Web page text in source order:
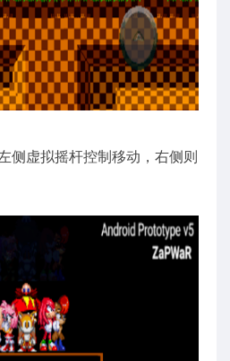
侧虚拟摇杆控制移动，右侧则